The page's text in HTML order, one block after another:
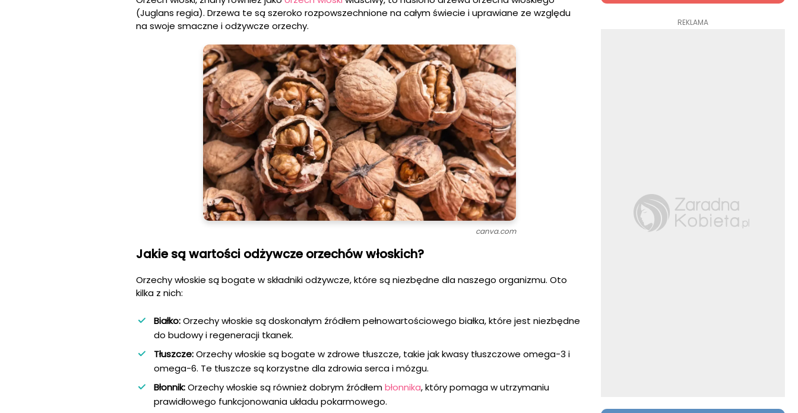
(Juglans regia). Drzewa te są szeroko rozpowszechnione na całym świecie i uprawiane ze względu
na swoje smaczne i odżywcze orzechy.
canva.com
Jakie są wartości odżywcze orzechów włoskich?
Orzechy włoskie są bogate w składniki odżywcze, które są niezbędne dla naszego organizmu. Oto
kilka z nich:
Białko:Orzechy włoskie są doskonałym źródłem pełnowartościowego białka, które jest niezbędne
do budowy i regeneracji tkanek.
Tłuszcze:Orzechy włoskie są bogate w zdrowe tłuszcze, takie jak kwasy tłuszczowe omega-3 i
omega-6. Te tłuszcze są korzystne dla zdrowia serca i mózgu.
Błonnik:Orzechy włoskie są również dobrym źródłembłonnika, który pomaga w utrzymaniu
prawidłowego funkcjonowania układu pokarmowego.
REKLAMA